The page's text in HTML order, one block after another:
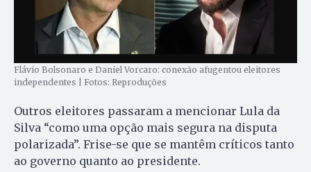
Flávio Bolsonaro e Daniel Vorcaro: conexão afugentou eleitores
independentes | Fotos: Reproduções
Outros eleitores passaram a mencionar Lula da
Silva “como uma opção mais segura na disputa
polarizada”. Frise-se que se mantêm críticos tanto
ao governo quanto ao presidente.